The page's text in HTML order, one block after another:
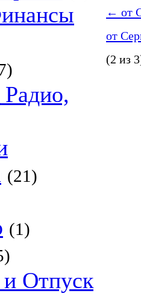
(21)
(1)
Отпуск
← от
от
(2 из